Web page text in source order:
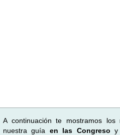
A continuación te mostramos los
nuestra guía en las Congreso y